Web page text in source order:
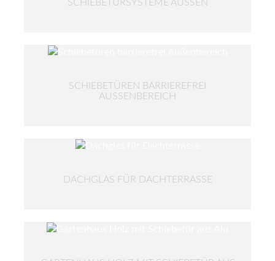
SCHIEBETÜRSYSTEME AUSSEN
SCHIEBETÜREN BARRIEREFREI
AUSSENBEREICH
DACHGLAS FÜR DACHTERRASSE